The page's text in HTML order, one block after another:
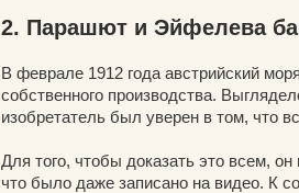
2. Парашют и Эйфелева
В феврале 1912 года австрийский
собственного производства.
изобретатель был уверен в том, что
Для того, чтобы доказать это всем,
что было даже записано на видео. К